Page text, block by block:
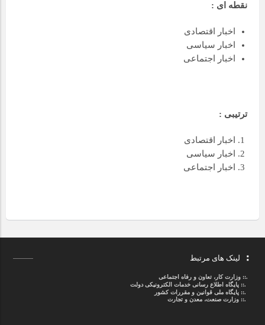
نقطه ای :
اخبار اقتصادی
اخبار سیاسی
اخبار اجتماعی
ترتیبی :
اخبار اقتصادی
اخبار سیاسی
اخبار اجتماعی
لینک های مرتبط
.::وزارت کار، تعاون و رفاه اجتماعی
.::پایگاه اطلاع رسانی خدمات الکترونیکی دولت
.::پایگاه ملی قوانین و مقررات کشور
.:: وزارت صنعت، معدن و تجارت